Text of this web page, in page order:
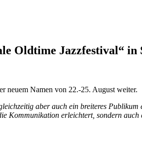
Oldtime Jazzfestival“ in
neuem Namen von 22.-25. August weiter.
aber auch ein breiteres
Kommunikation erleichtert, sondern